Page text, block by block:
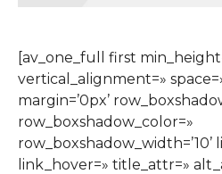
[av_one_full first
vertical_alignment=»
margin=’0px’
row_boxshadow_color=»
link_hover=» title_attr=»